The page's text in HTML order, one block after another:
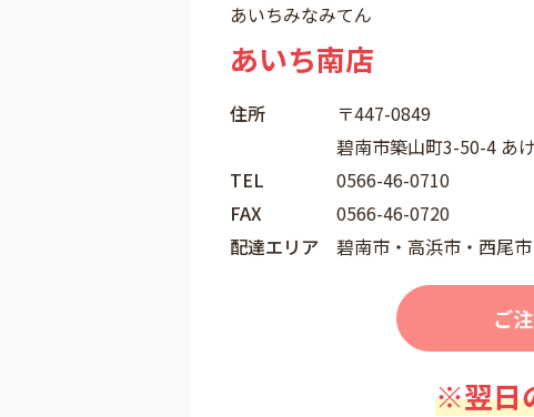
あいちみなみてん
あいち南店
住所
〒447-0849
碧南市築山町3-50-4 あ
TEL
0566-46-0710
FAX
0566-46-0720
配達エリア
碧南市・高浜市・西尾市
ご
※翌日